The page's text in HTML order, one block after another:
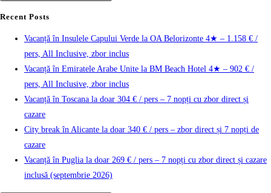
Recent Posts
Vacanță în Insulele Capului Verde la OA Belorizonte 4★ – 1.158 € /
pers, All Inclusive, zbor inclus
Vacanță în Emiratele Arabe Unite la BM Beach Hotel 4★ – 902 € /
pers, All Inclusive, zbor inclus
Vacanță în Toscana la doar 304 € / pers – 7 nopți cu zbor direct și
cazare
City break în Alicante la doar 340 € / pers – zbor direct și 7 nopți de
cazare
Vacanță în Puglia la doar 269 € / pers – 7 nopți cu zbor direct și cazare
inclusă (septembrie 2026)